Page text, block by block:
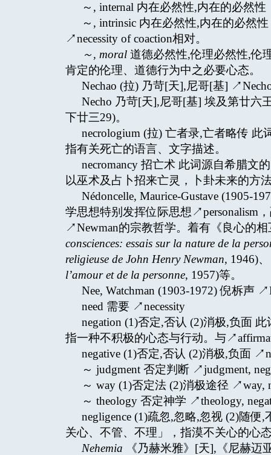
～, internal 内在必然性,内在的必然性
～, intrinsic 内在必然性,内在的必然
↗necessity of coaction相对。
～, moral道德必然性,伦理必然性,伦
肯定的伦理、道德行为中之必要心态。
Nechao (拉) 乃苛[天],尼哥[基]
Necho 乃苛[天],尼哥[基] 埃及第廿六
下廿三29)。
necrologium (拉) 亡者录,亡者略传 此
指有关死亡的语言、文字描述。
necromancy 招亡术 此词源自希腊文
以巫术及占卜招来亡灵，卜卦未来的方
Nédoncelle, Maurice-Gustave (1905-
学思想特别发挥位际思想↗personalism
↗Newman的宗教哲学。着有《良心的
consciences: essais sur la nature de la
religieuse de John Henry Newman, 1946)
l’amour et de la personne, 1957)等。
Nee, Watchman (1903-1972) 倪柝声
need 需要 ↗necessity
negation (1)否定,否认 (2)消极,负面
指一种不积极的心态与行动。与
negative (1)否定,否认 (2)消极,负面
～ judgment 否定判断 ↗judgment,
～ way (1)否定法 (2)消极途径 ↗way,
～ theology 否定神学 ↗theology,
negligence (1)疏忽,忽略,忽视 (2)随便
关心、不管、不理」，指漠不关心的心
Nehemia 《乃赫米雅》[天],《尼赫迈